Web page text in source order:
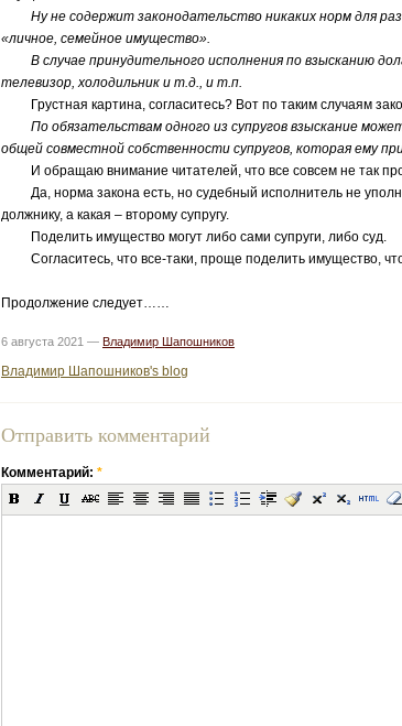
Ну не содержит законодательство никаких норм для
«личное, семейное имущество».
В случае принудительного исполнения по взысканию
телевизор, холодильник и т.д., и т.п.
Грустная картина, согласитесь? Вот по таким случаям
По обязательствам одного из супругов взыскание
общей совместной собственности супругов, которая ему
И обращаю внимание читателей, что все совсем не так
Да, норма закона есть, но судебный исполнитель не
должнику, а какая – второму супругу.
Поделить имущество могут либо сами супруги, либо суд.
Согласитесь, что все-таки, проще поделить имущество,
Продолжение следует……
6 августа 2021 — Владимир Шапошников
Владимир Шапошников's blog
Отправить комментарий
Комментарий: *